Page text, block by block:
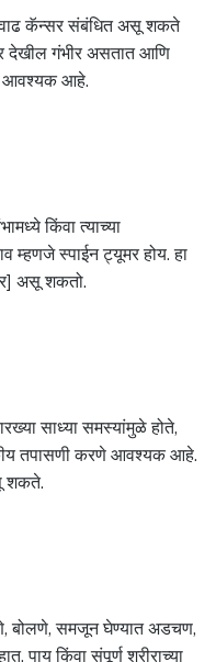
वाढ कॅन्सर संबंधित असू शकते
गंभीर असतात आणि
आवश्यक आहे.
किंवा त्याच्या
म्हणजे स्पाईन ट्यूमर होय. हा
असू शकतो.
साध्या समस्यांमुळे होते,
तपासणी करणे आवश्यक आहे.
शकते.
बोलणे, समजून घेण्यात अडचण,
पाय किंवा संपूर्ण शरीराच्या